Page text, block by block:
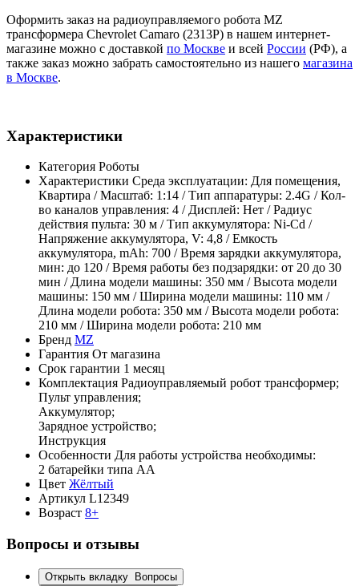
Оформить заказ на радиоуправляемого робота MZ
трансформера Chevrolet Camaro (2313P) в нашем интернет-
магазине можно с доставкой по Москве и всей России (РФ), а
также заказ можно забрать самостоятельно из нашего магазина
в Москве.
Характеристики
Категория Роботы
Характеристики Среда эксплуатации: Для помещения,
Квартира / Масштаб: 1:14 / Тип аппаратуры: 2.4G / Кол-
во каналов управления: 4 / Дисплей: Нет / Радиус
действия пульта: 30 м / Тип аккумулятора: Ni-Cd /
Напряжение аккумулятора, V: 4,8 / Емкость
аккумулятора, mAh: 700 / Время зарядки аккумулятора,
мин: до 120 / Время работы без подзарядки: от 20 до 30
мин / Длина модели машины: 350 мм / Высота модели
машины: 150 мм / Ширина модели машины: 110 мм /
Длина модели робота: 350 мм / Высота модели робота:
210 мм / Ширина модели робота: 210 мм
Бренд MZ
Гарантия От магазина
Срок гарантии 1 месяц
Комплектация Радиоуправляемый робот трансформер;
Пульт управления;
Аккумулятор;
Зарядное устройство;
Инструкция
Особенности Для работы устройства необходимы:
2 батарейки типа АА
Цвет Жёлтый
Артикул L12349
Возраст 8+
Вопросы и отзывы
Открыть вкладку
Вопросы